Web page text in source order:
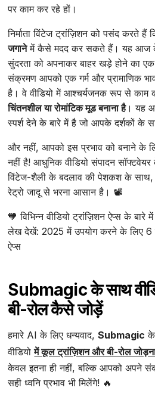
पर काम कर रहे हों।
निर्माता विंटेज ट्रांज़िशन को पसंद करते हैं
जगानेमें कैसे मदद कर सकते हैं। यह आज के
सुंदरता को अपनाकर बाहर खड़े होने का
संक्रमण आपको एक गर्म और प्रामाणिक
है। वे वीडियो में आश्चर्यजनक रूप से काम
चिंतनशील या रोमांटिक मूड बनाना है। यह
स्पर्श देने के बारे में है जो आपके दर्शकों के
और नहीं, आपको इस प्रभाव को बनाने के
नहीं है! आधुनिक वीडियो संपादन
विंटेज-शैली के बदलाव की पेशकश के साथ,
रेट्रो जादू से भरना आसान है। 📽️
🧡 विभिन्न वीडियो ट्रांज़िशन ऐप्स के
लेख देखें: 2025 में उपयोग करने के लिए 6
ऐप्स
Submagic के साथ
बी-रोल कैसे जोड़ें
हमारे AI के लिए धन्यवाद,Submagic
वीडियोमें कूल ट्रांज़िशन और बी-रोल
केवल इतना ही नहीं, बल्कि आपको अपने
सही ध्वनि प्रभाव भी मिलेंगे! 🔥